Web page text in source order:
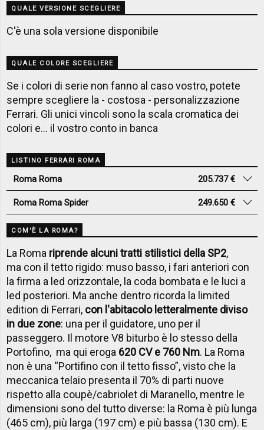
QUALE VERSIONE SCEGLIERE
C'è una sola versione disponibile
QUALE COLORE SCEGLIERE
Se i colori di serie non fanno al caso vostro, potete
sempre scegliere la - costosa - personalizzazione
Ferrari. Gli unici vincoli sono la scala cromatica dei
colori e... il vostro conto in banca
LISTINO FERRARI ROMA
Roma Roma 205.737 €
Roma Roma Spider 249.650 €
COM'È LA ROMA?
La Roma riprende alcuni tratti stilistici della SP2,
ma con il tetto rigido: muso basso, i fari anteriori con
la firma a led orizzontale, la coda bombata e le luci a
led posteriori. Ma anche dentro ricorda la limited
edition di Ferrari, con l'abitacolo letteralmente diviso
in due zone: una per il guidatore, uno per il
passeggero. Il motore V8 biturbo è lo stesso della
Portofino, ma qui eroga 620 CV e 760 Nm. La Roma
non è una “Portifino con il tetto fisso”, visto che la
meccanica telaio presenta il 70% di parti nuove
rispetto alla coupè/cabriolet di Maranello, mentre le
dimensioni sono del tutto diverse: la Roma è più lunga
(465 cm), più larga (197 cm) e più bassa (130 cm). E